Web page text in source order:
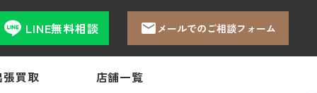
LINE無料相談 メールでのご相談フォーム
張買取 店舗一覧